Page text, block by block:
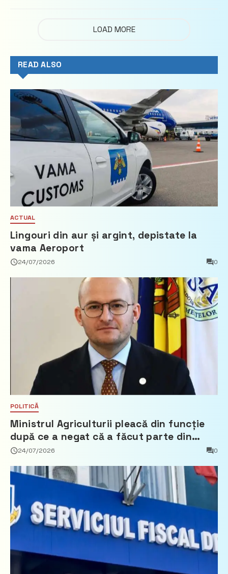
LOAD MORE
READ ALSO
ACTUAL
Lingouri din aur și argint, depistate la
vama Aeroport
24/07/2026 0
POLITICĂ
Ministrul Agriculturii pleacă din funcție
după ce a negat că a făcut parte din
Partidul Democrat
24/07/2026 0